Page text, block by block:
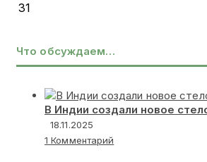
31
Что обсуждаем…
В Индии создали новое
18.11.2025
1 Комментарий